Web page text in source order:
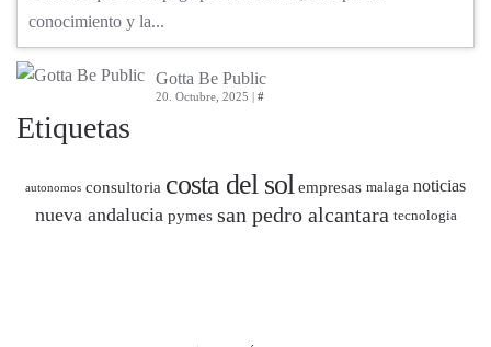
conocimiento y la...
Gotta Be Public
20. Octubre, 2025 | #
Etiquetas
autonomos consultoria costa del sol empresas malaga noticias
nueva andalucia pymes san pedro alcantara tecnologia